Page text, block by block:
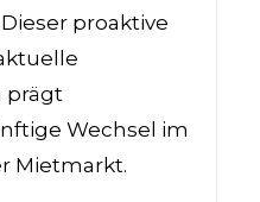
proaktive
prägt
Wechsel im
Mietmarkt.